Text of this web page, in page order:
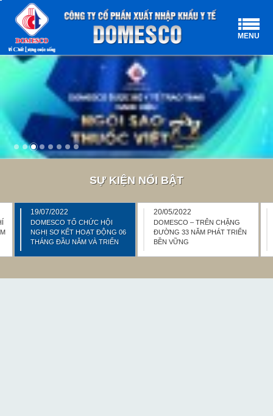
MENU
SỰ KIỆN NỔI BẬT
19/07/2022
DOMESCO TỔ CHỨC HỘI
NGHỊ SƠ KẾT HOẠT ĐỘNG 06
THÁNG ĐẦU NĂM VÀ TRIỂN
20/05/2022
DOMESCO – TRÊN CHẶNG
ĐƯỜNG 33 NĂM PHÁT TRIỂN
BỀN VỮNG